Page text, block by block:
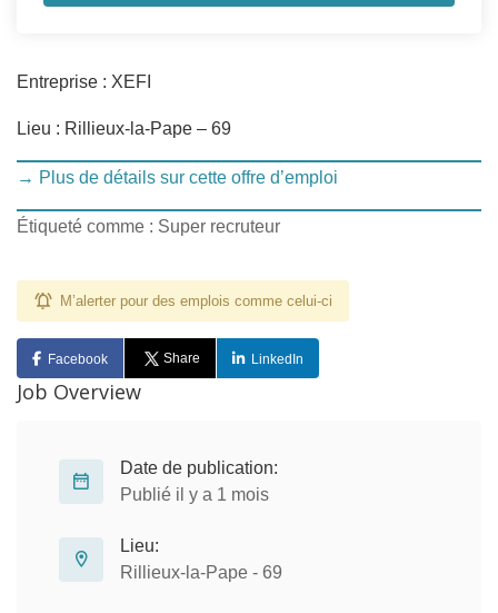
Entreprise : XEFI
Lieu : Rillieux-la-Pape – 69
→ Plus de détails sur cette offre d’emploi
Étiqueté comme : Super recruteur
M’alerter pour des emplois comme celui-ci
Facebook Share LinkedIn
Job Overview
Date de publication:
Publié il y a 1 mois
Lieu:
Rillieux-la-Pape - 69